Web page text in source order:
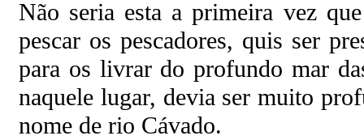
Não seria esta a primeira vez
pescar os pescadores, quis ser
para os livrar do profundo mar
naquele lugar, devia ser muito
nome de rio Cávado.